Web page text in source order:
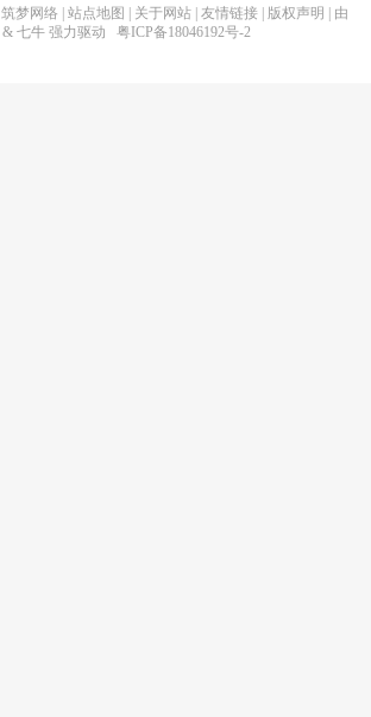
筑梦网络 站点地图 关于网站 友情链接 版权声明
| 由
& 七牛强力驱动 粤ICP备18046192号-2